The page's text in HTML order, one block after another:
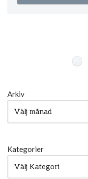
Arkiv
Kategorier